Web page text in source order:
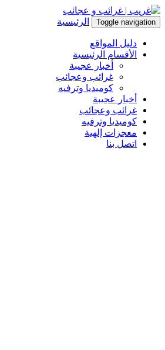
Toggle navigation الرئيسية
دليل المواقع
الأقسام الرئيسية
أخبار عجيبة
غرائب وعجائب
كوميديا وترفيه
أخبار عجيبة
غرائب وعجائب
كوميديا وترفيه
معجزات إلهية
اتصل بنا